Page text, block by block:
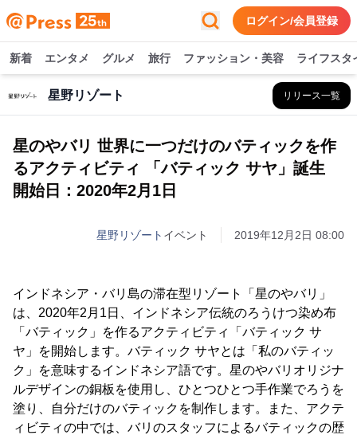
ログイン/会員登録
新着 エンタメ グルメ 旅行 ファッション・美容 ライフスタ
星野リゾート リリース一覧
星のやバリ 世界に一つだけのバティックを作
るアクティビティ 「バティック サヤ」誕生
開始日：2020年2月1日
星野リゾート イベント 2019年12月2日 08:00
インドネシア・バリ島の滞在型リゾート「星のやバリ」
は、2020年2月1日、インドネシア伝統のろうけつ染め布
「バティック」を作るアクティビティ「バティック サ
ヤ」を開始します。バティック サヤとは「私のバティッ
ク」を意味するインドネシア語です。星のやバリオリジナ
ルデザインの銅板を使用し、ひとつひとつ手作業でろうを
塗り、自分だけのバティックを制作します。また、アクテ
ィビティの中では、バリのスタッフによるバティックの歴